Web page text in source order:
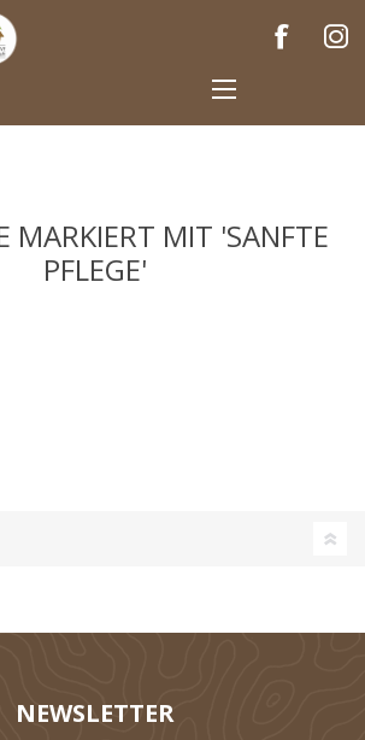
MARKIERT MIT 'SANFTE
PFLEGE'
NEWSLETTER